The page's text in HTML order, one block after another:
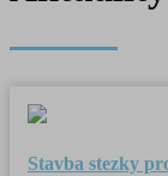
Stavba stezky